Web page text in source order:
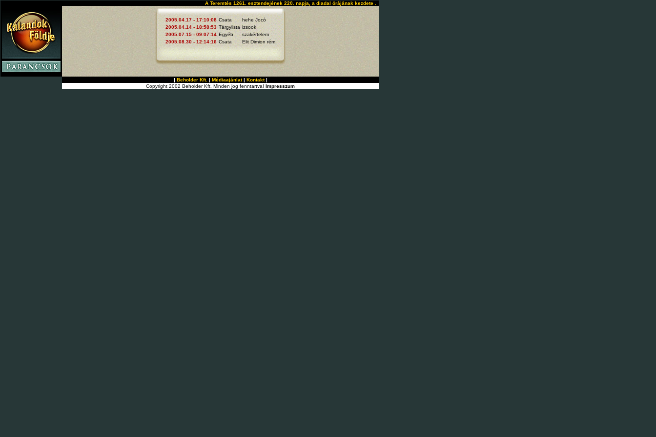
A Teremtés 1261. esztendejének 220. napja, a diadal órájának kezdete .
2005.04.17 - 17:10:08 Csata
hehe Jocó
2005.04.14 - 18:58:53 Tárgylista izsook
2005.07.15 - 09:07:14 Egyéb
szakértelem
2005.08.30 - 12:14:16 Csata Elit Dimion rém
| Beholder Kft. | Médiaajánlat| Kontakt|
Copyright 2002 Beholder Kft. Minden jog fenntartva! Impresszum